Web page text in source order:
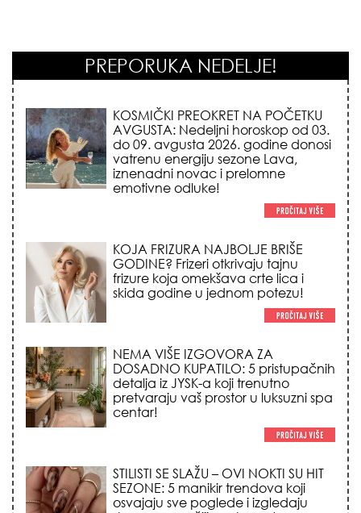
PREPORUKA NEDELJE!
KOJA FRIZURA NAJBOLJE BRIŠE
GODINE? Frizeri otkrivaju tajnu
frizure koja omekšava crte lica i
skida godine u jednom potezu!
NEMA VIŠE IZGOVORA ZA
detalja iz JYSK-a koji trenutno
pretvaraju vaš prostor u luksuzni spa
centar!
SEZONE: 5 manikir trendova koji
osvajaju sve poglede i izgledaju
skupo na svačijim rukama!
REDAK ASTRO FENOMEN POČINJE
otvara kapiju sreće i menja sudbinu
za 3 znaka!